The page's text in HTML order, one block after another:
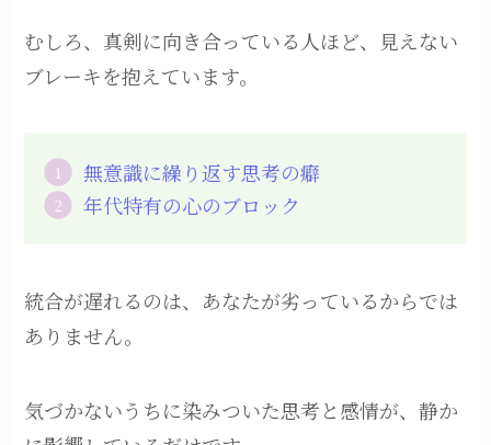
むしろ、真剣に向き合っている人ほど、見えない
ブレーキを抱えています。
無意識に繰り返す思考の癖
年代特有の心のブロック
統合が遅れるのは、あなたが劣っているからでは
ありません。
気づかないうちに染みついた思考と感情が、静か